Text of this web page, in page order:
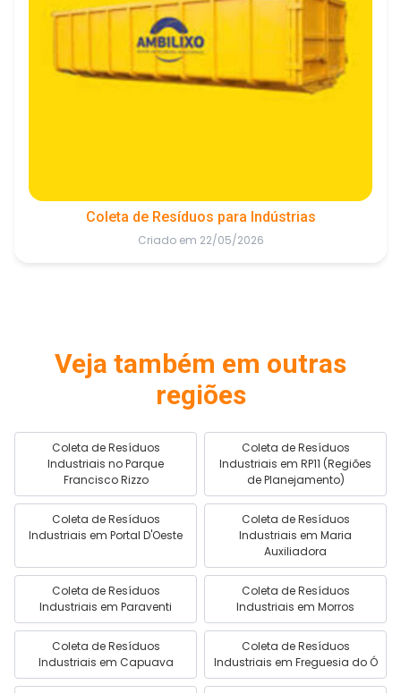
Coleta de Resíduos para Indústrias
Criado em 22/05/2026
Veja também em outras
regiões
Coleta de Resíduos
Industriais no Parque
Francisco Rizzo
Coleta de Resíduos
Industriais em RP11 (Regiões
de Planejamento)
Coleta de Resíduos
Industriais em Portal D'Oeste
Coleta de Resíduos
Industriais em Maria
Auxiliadora
Coleta de Resíduos
Industriais em Paraventi
Coleta de Resíduos
Industriais em Morros
Coleta de Resíduos
Industriais em Capuava
Coleta de Resíduos
Industriais em Freguesia do Ó